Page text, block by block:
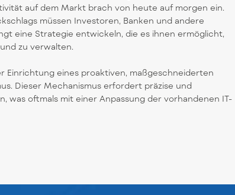
auf dem Markt brach von heute auf morgen ein.
müssen Investoren, Banken und andere
eine Strategie entwickeln, die es ihnen ermöglicht,
zu verwalten.
Einrichtung eines proaktiven, maßgeschneiderten
Dieser Mechanismus erfordert präzise und
was oftmals mit einer Anpassung der vorhandenen IT-